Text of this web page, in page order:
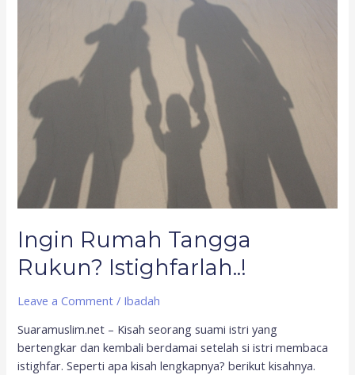
Ingin Rumah Tangga
Rukun? Istighfarlah..!
Leave a Comment / Ibadah
Suaramuslim.net – Kisah seorang suami istri yang
bertengkar dan kembali berdamai setelah si istri membaca
istighfar. Seperti apa kisah lengkapnya? berikut kisahnya.